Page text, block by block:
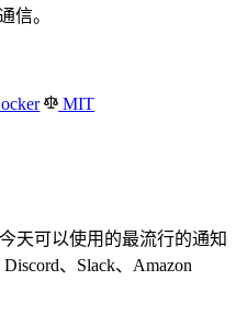
信。
MIT
天可以使用的最流行的通知
、Slack、Amazon